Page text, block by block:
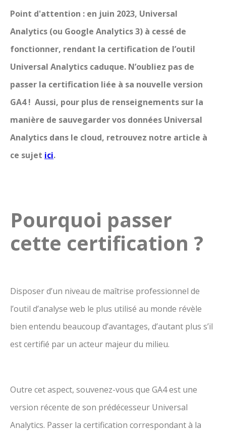
Point d'attention : en juin 2023, Universal
Analytics (ou Google Analytics 3) à cessé de
fonctionner, rendant la certification de l’outil
Universal Analytics caduque. N’oubliez pas de
passer la certification liée à sa nouvelle version
GA4 ! Aussi, pour plus de renseignements sur la
manière de sauvegarder vos données Universal
Analytics dans le cloud, retrouvez notre article à
ce sujet ici.
Pourquoi passer
cette certification ?
Disposer d’un niveau de maîtrise professionnel de
l’outil d’analyse web le plus utilisé au monde révèle
bien entendu beaucoup d’avantages, d’autant plus s’il
est certifié par un acteur majeur du milieu.
Outre cet aspect, souvenez-vous que GA4 est une
version récente de son prédécesseur Universal
Analytics. Passer la certification correspondant à la